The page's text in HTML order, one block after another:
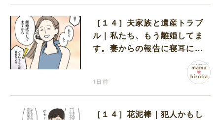
［１４］夫家族と遺産トラブ
ル｜私たち、もう離婚してま
す。妻からの報告に寝耳に水
1日前
［１４］花泥棒｜犯人かもし